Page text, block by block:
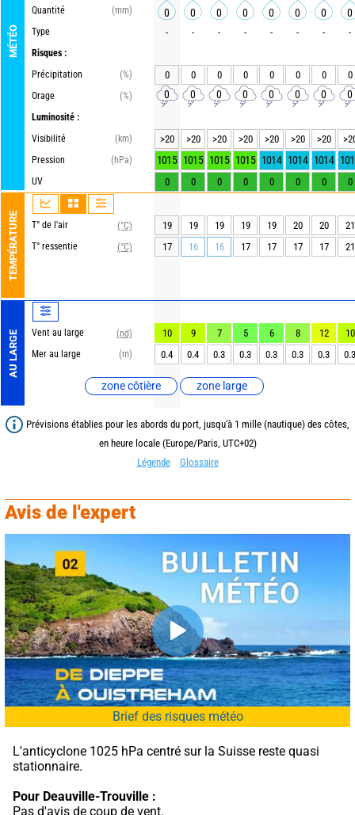
MÉTÉO
Quantité
(mm)
Type
Risques :
Précipitation
(%)
Orage
(%)
Luminosité :
Visibilité
(km)
Pression
(hPa)
UV
TEMPÉRATURE T° de l'air
(°C)
T° ressentie
(°C)
AU LARGE Vent au large
(nd)
Mer au large
(m)
zone côtière zone large
0 0 0 0 0 0 0 0
- - - - - - - -
0 0 0 0 0 0 0 0
0 0 0 0 0 0 0 0
>20 >20 >20 >20 >20 >20 >20
1015 1015 1015 1015 1014 1014 1014
0 0 0 0 0 0 0 0
19 19 19 19 19 20 20
21
17
16 16 17 17 17 17 21
10 9 7 5 6 8 12
10
0.4
0.4 0.3 0.3 0.3 0.3 0.3 0.3
Prévisions établies pour les abords du port, jusqu'à 1 mille (nautique) des côtes,
en heure locale (Europe/Paris, UTC+02)
Légende
Glossaire
Avis de l'expert
Brief des risques météo
L'anticyclone 1025 hPa centré sur la Suisse reste quasi
stationnaire.
Pour Deauville-Trouville :
Pas d'avis de coup de vent.